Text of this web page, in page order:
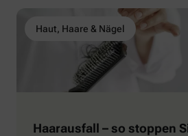
Haut, Haare & Nägel
Haarausfall – so stoppen